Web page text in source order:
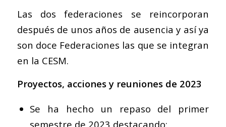
Las dos federaciones se reincorporan
después de unos años de ausencia y así ya
son doce Federaciones las que se integran
en la CESM.
Proyectos, acciones y reuniones de 2023
Se ha hecho un repaso del primer
semestre de 2023 destacando: